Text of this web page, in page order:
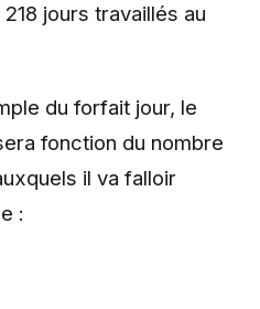
jours travaillés au
du forfait jour, le
fonction du nombre
il va falloir
: